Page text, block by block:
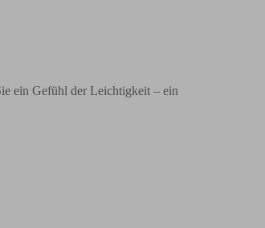
ein Gefühl der Leichtigkeit – ein